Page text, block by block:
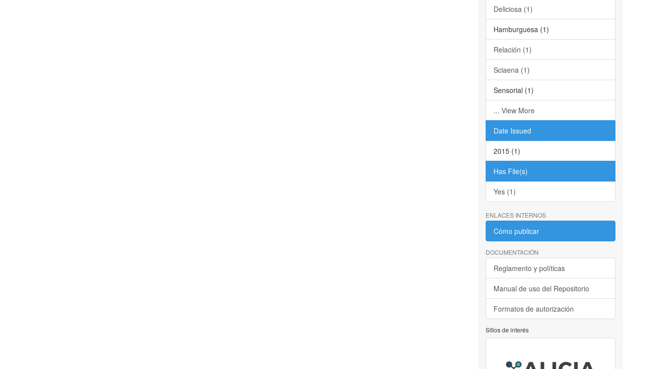
Deliciosa (1)
Hamburguesa (1)
Relación (1)
Sciaena (1)
Sensorial (1)
... View More
Date Issued
2015 (1)
Has File(s)
Yes (1)
ENLACES INTERNOS
Cómo publicar
DOCUMENTACIÓN
Reglamento y políticas
Manual de uso del Repositorio
Formatos de autorización
Sitios de interés